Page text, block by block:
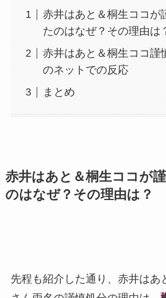
赤井はあと＆桐生ココが
たのはなぜ？その理由は
赤井はあと＆桐生ココ謹
のネットでの反応
まとめ
赤井はあと＆桐生ココが
のはなぜ？その理由は？
先程も紹介した通り、赤井はあ